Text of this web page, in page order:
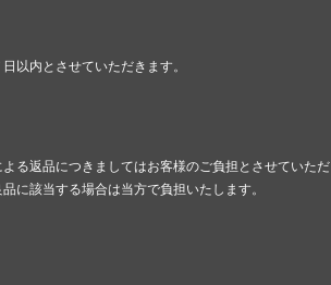
以内とさせていただきます。
よる返品につきましてはお客様のご負担とさせていただ
に該当する場合は当方で負担いたします。